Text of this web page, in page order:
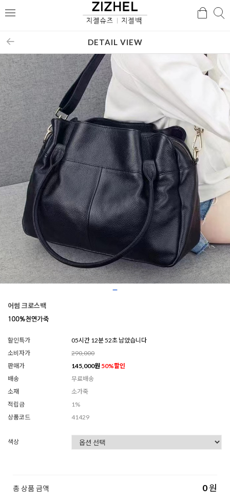
메
검
DETAIL VIEW
어썸 크로스백
할인특가
05시간 12분 49초 남았습니다
소비자가
290,000
판매가
145,000원 50%할인
배송
무료배송
소재
소가죽
적립금
1%
상품코드
41429
색상
총 상품 금액 0원